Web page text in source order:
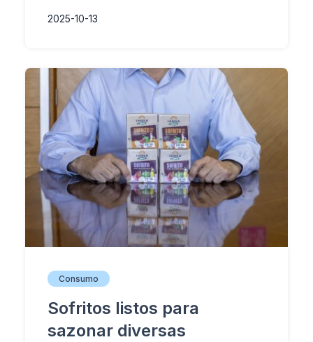
2025-10-13
Consumo
Sofritos listos para
sazonar diversas